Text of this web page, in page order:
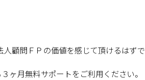
顧問ＦＰの価値を感じて頂けるはずで
ヶ月無料サポートをご利用ください。